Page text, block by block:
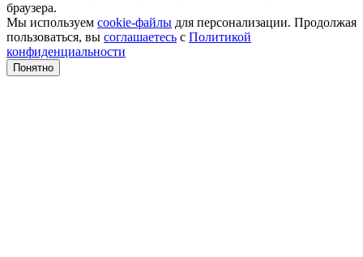
браузера.
Мы используем cookie-файлы для персонализации. Продолжая
пользоваться, вы соглашаетесь с Политикой
конфиденциальности
Понятно